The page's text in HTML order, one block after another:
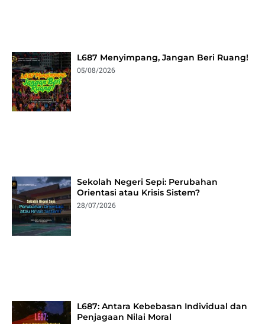
L687 Menyimpang, Jangan Beri Ruang!
05/08/2026
Sekolah Negeri Sepi: Perubahan
Orientasi atau Krisis Sistem?
28/07/2026
L687: Antara Kebebasan Individual dan
Penjagaan Nilai Moral